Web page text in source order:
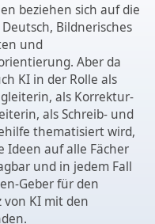
beziehen sich auf die
Deutsch, Bildnerisches
und
Aber da
KI in der Rolle als
als Korrektur-
als Schreib- und
thematisiert wird,
Ideen auf alle Fächer
und in jedem Fall
Geber für den
von KI mit den